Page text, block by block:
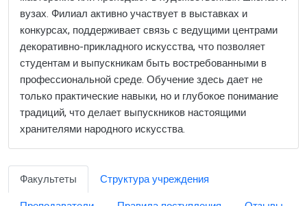
вузах. Филиал активно участвует в выставках и
конкурсах, поддерживает связь с ведущими центрами
декоративно-прикладного искусства, что позволяет
студентам и выпускникам быть востребованными в
профессиональной среде. Обучение здесь дает не
только практические навыки, но и глубокое понимание
традиций, что делает выпускников настоящими
хранителями народного искусства.
Факультеты
Структура учреждения